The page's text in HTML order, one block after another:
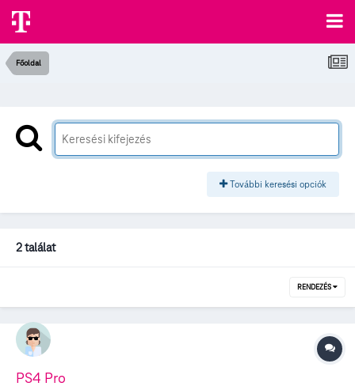
Főoldal
További keresési opciók
2 találat
RENDEZÉS
PS4 Pro